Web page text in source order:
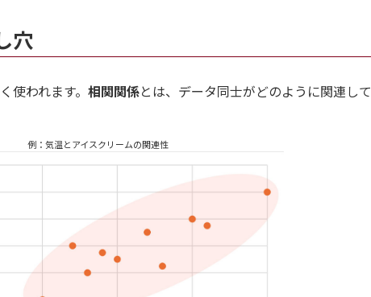
穴
使われます。 相関関係とは、データ同士がどのように関連して
例：気温とアイスクリームの関連性